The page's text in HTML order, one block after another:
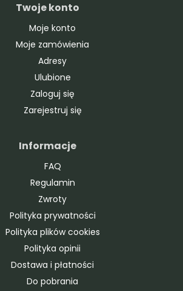
Twoje konto
Moje konto
Moje zamówienia
Adresy
Ulubione
Zaloguj się
Zarejestruj się
Informacje
FAQ
Regulamin
Zwroty
Polityka prywatności
Polityka plików cookies
Polityka opinii
Dostawa i płatności
Do pobrania